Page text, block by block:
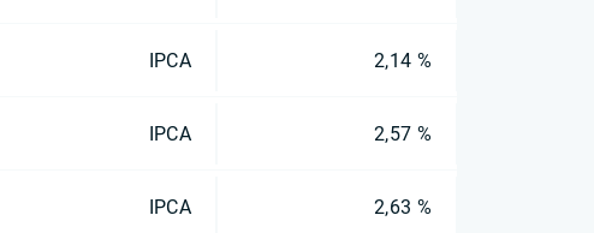
IPCA 2,14 %
IPCA 2,57 %
IPCA 2,63 %